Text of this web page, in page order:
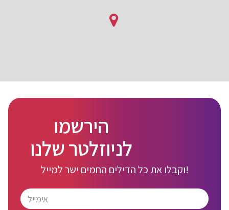
הירשמו
לניוזלטר שלנו
וקבלו את כל הדילים החמים ישר למייל!